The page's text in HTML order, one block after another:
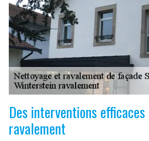
Des interventions
ravalement